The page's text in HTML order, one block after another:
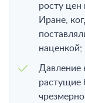
росту цен
Иране,
наценкой;
Давление
растущие